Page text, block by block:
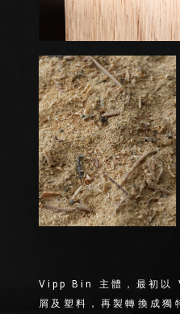
Vipp Bin 主體，最初以
屑及塑料，再製轉換成獨